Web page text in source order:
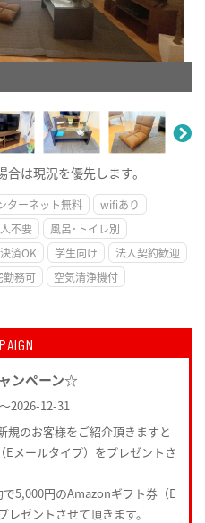
は現況を優先します。
ターネット無料
wifiあり
不要
風呂･トイレ別
済OK 学生向け
法人契約歓迎
勤務可
空気清浄機付
ンペーン☆
～2026-12-31
規のお客様をご紹介頂きますと
メールタイプ）をプレゼントさ
5,000円のAmazonギフト券（E
レゼントさせて頂きます。